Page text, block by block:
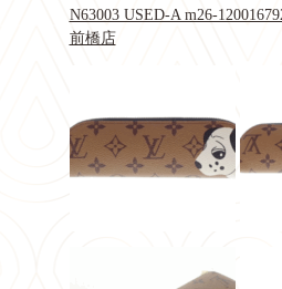
N63003 USED‐A m26-
前橋店